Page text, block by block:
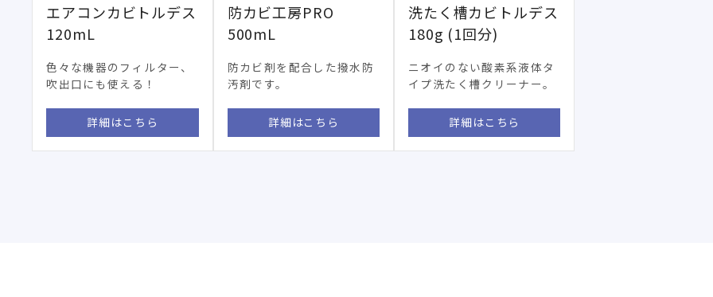
エアコンカビトルデス
120mL
色々な機器のフィルター、
吹出口にも使える！
詳細はこちら
防カビ工房PRO
500mL
防カビ剤を配合した撥水防
汚剤です。
詳細はこちら
洗たく槽カビトルデス
180g (1回分)
ニオイのない酸素系液体タ
イプ洗たく槽クリーナー。
詳細はこちら